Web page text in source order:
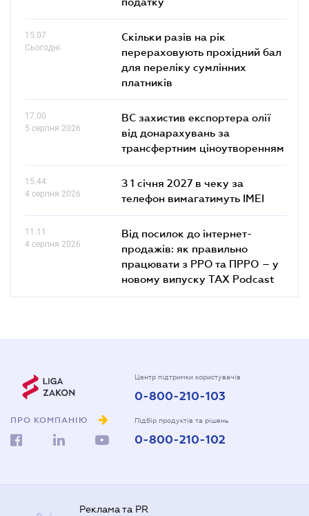
15.07
Сьогодні
Скільки разів на рік
перераховують прохідний бал
для переліку сумлінних
платників
17.00
5 серпня 2026
ВС захистив експортера олії
від донарахувань за
трансфертним ціноутворенням
15.44
4 серпня 2026
З 1 січня 2027 в чеку за
телефон вимагатимуть IMEI
11.11
4 серпня 2026
Від посилок до інтернет-
продажів: як правильно
працювати з РРО та ПРРО – у
новому випуску TAX Podcast
ПРО КОМПАНІЮ
Центр підтримки користувачів
0-800-210-103
Підбір продуктів та рішень
0-800-210-102
Реклама та PR